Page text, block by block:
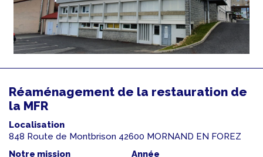
Réaménagement de la restauration de
la MFR
Localisation
848 Route de Montbrison 42600 MORNAND EN FOREZ
Notre mission
Année